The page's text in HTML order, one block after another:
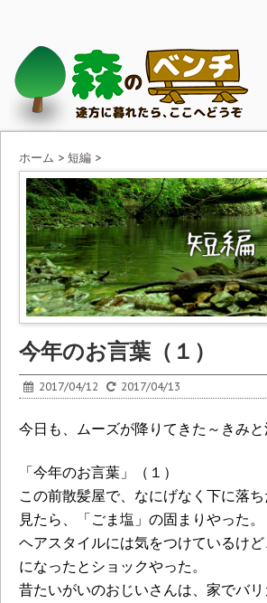
ホーム > 短編 >
今年のお言葉（１）
2017/04/12 2017/04/13
今日も、ムーズが降りてきた～きみと
「今年のお言葉」（１）
この前散髪屋で、なにげなく下に落
見たら、「ごま塩」の固まりやった。
ヘアスタイルには気をつけているけ
になったとショックやった。
昔たいがいのおじいさんは、家でバ